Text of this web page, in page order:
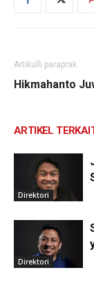
Artikulli paraprak
Hikmahanto
ARTIKEL
Direktori
Direktori